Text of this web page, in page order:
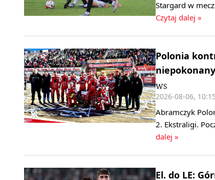
Stargard w
Czytaj dalej »
Polonia
WS
2026-08-06, 10:15
Abramczyk
2. Ekstraligi.
dalej »
El. do LE: